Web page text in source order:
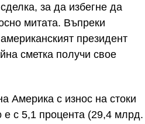
за да избегне да
митата. Въпреки
президент
сметка получи свое
Америка с износ на стоки
е с 5,1 процента (29,4 млрд.